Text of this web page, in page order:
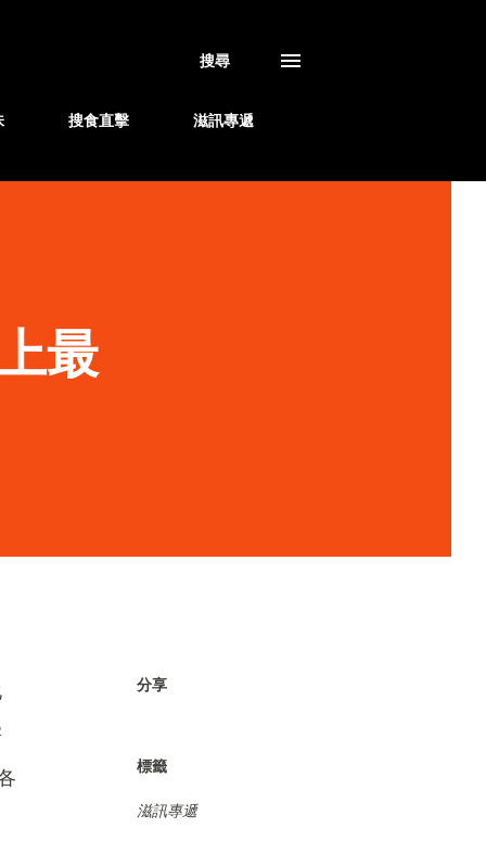
搜尋
搜食直擊 滋訊專遞
最
分享
標籤
滋訊專遞